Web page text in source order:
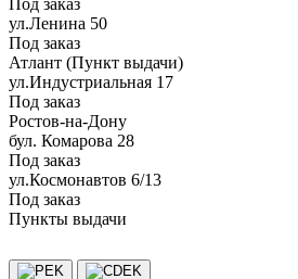
Под заказ
ул.Ленина 50
Под заказ
Атлант (Пункт выдачи)
ул.Индустриальная 17
Под заказ
Ростов-на-Дону
бул. Комарова 28
Под заказ
ул.Космонавтов 6/13
Под заказ
Пункты выдачи